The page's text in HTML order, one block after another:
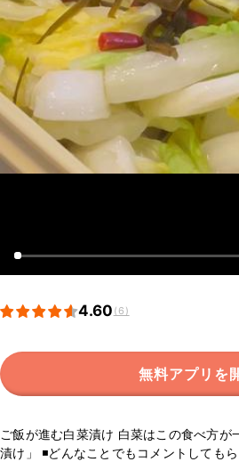
4.60(6)
無料アプリを
ご飯が進む白菜漬け 白菜はこの食べ方が
漬け」 ◾️どんなことでもコメントしても